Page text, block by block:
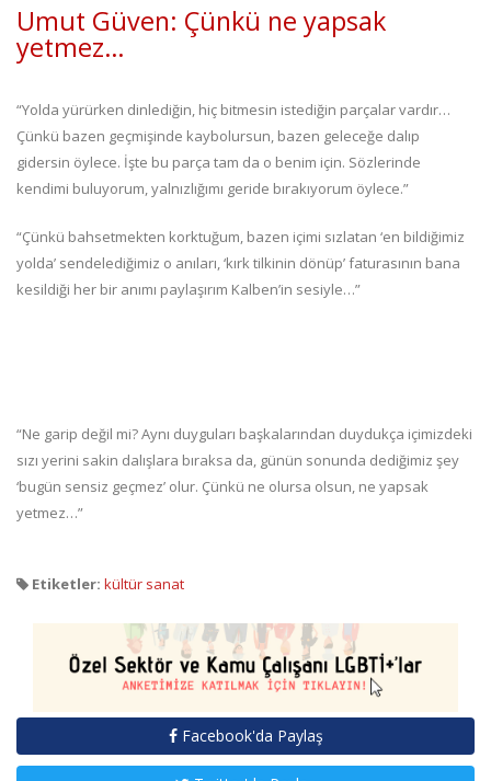
Umut Güven: Çünkü ne yapsak
yetmez…
“Yolda yürürken dinlediğin, hiç bitmesin istediğin parçalar vardır…
Çünkü bazen geçmişinde kaybolursun, bazen geleceğe dalıp
gidersin öylece. İşte bu parça tam da o benim için. Sözlerinde
kendimi buluyorum, yalnızlığımı geride bırakıyorum öylece.”
“Çünkü bahsetmekten korktuğum, bazen içimi sızlatan ‘en bildiğimiz
yolda’ sendelediğimiz o anıları, ‘kırk tilkinin dönüp’ faturasının bana
kesildiği her bir anımı paylaşırım Kalben’in sesiyle…”
“Ne garip değil mi? Aynı duyguları başkalarından duydukça içimizdeki
sızı yerini sakin dalışlara bıraksa da, günün sonunda dediğimiz şey
‘bugün sensiz geçmez’ olur. Çünkü ne olursa olsun, ne yapsak
yetmez…”
Etiketler: kültür sanat
Facebook'da Paylaş